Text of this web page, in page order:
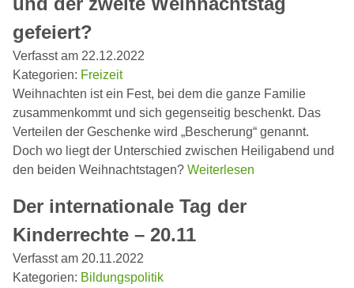
gefeiert?
Verfasst am 22.12.2022
Kategorien: Freizeit
Weihnachten ist ein Fest, bei dem die ganze Familie
zusammenkommt und sich gegenseitig beschenkt. Das
Verteilen der Geschenke wird „Bescherung“ genannt.
Doch wo liegt der Unterschied zwischen Heiligabend und
den beiden Weihnachtstagen? Weiterlesen
Der internationale Tag der
Kinderrechte – 20.11
Verfasst am 20.11.2022
Kategorien: Bildungspolitik